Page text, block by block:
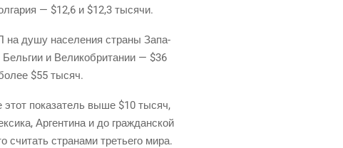
— $12,6 и $12,3 тысячи.
на душу насе­ле­ния стра­ны Запа­
и Вели­ко­бри­та­нии — $36
$55 тысяч.
пока­за­тель выше $10 тысяч,
Арген­ти­на и до граж­дан­ской
счи­тать стра­на­ми тре­тье­го мира.